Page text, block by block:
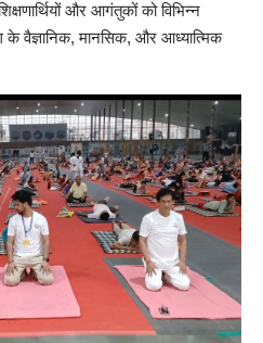
और आगंतुकों को विभिन्न
के वैज्ञानिक, मानसिक, और आध्यात्मिक